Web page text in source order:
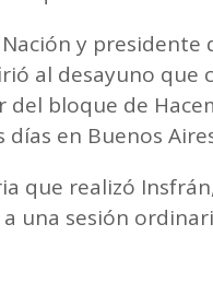
y
al desayuno
bloque de
en Buenos
que realizó
una sesión